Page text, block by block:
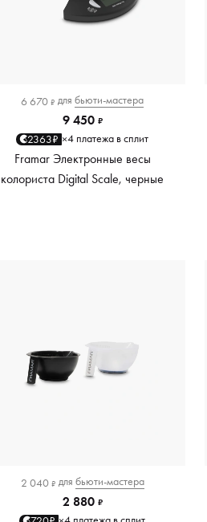
6 670 ₽ для бьюти-мастера
9 450 ₽
2363₽ ×4 платежа в сплит
Framar Электронные весы
колориста Digital Scale, черные
2 040 ₽ для бьюти-мастера
2 880 ₽